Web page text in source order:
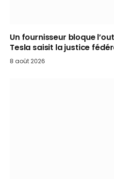
Un fournisseur bloque
Tesla saisit la justice
8 août 2026